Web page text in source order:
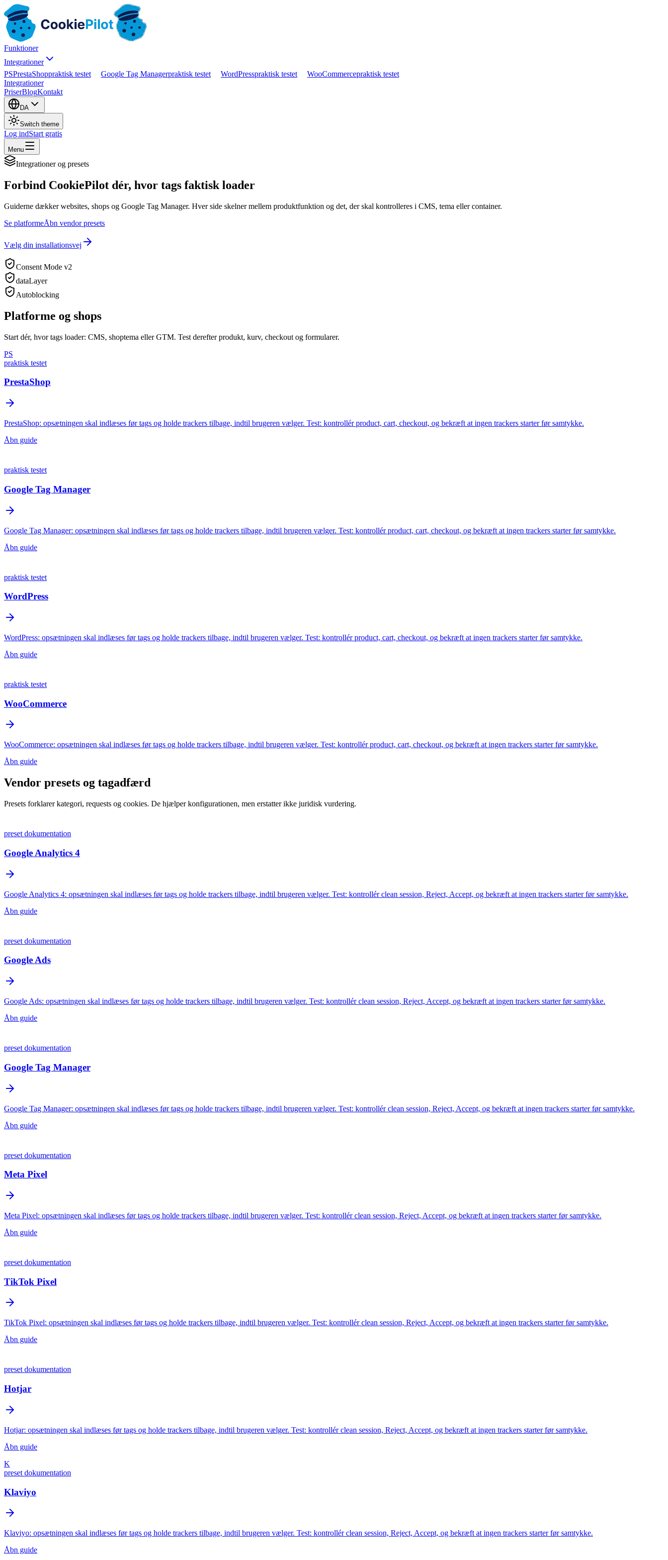
Funktioner
Integrationer
PSPrestaShoppraktisk testet Google Tag Managerpraktisk testet WordPresspraktisk testet WooCommercepraktisk testet
Integrationer
PriserBlogKontakt
DA
Switch theme
Log indStart gratis
Menu
Integrationer og presets
Forbind CookiePilot dér, hvor tags faktisk loader
Guiderne dækker websites, shops og Google Tag Manager. Hver side skelner mellem produktfunktion og det, der skal kontrolleres i CMS, tema eller container.
Se platformeÅbn vendor presets
Vælg din installationsvej
Consent Mode v2
dataLayer
Autoblocking
Platforme og shops
Start dér, hvor tags loader: CMS, shoptema eller GTM. Test derefter produkt, kurv, checkout og formularer.
PS
praktisk testet
PrestaShop
PrestaShop: opsætningen skal indlæses før tags og holde trackers tilbage, indtil brugeren vælger. Test: kontrollér product, cart, checkout, og bekræft at ingen trackers starter før samtykke.
Åbn guide
praktisk testet
Google Tag Manager
Google Tag Manager: opsætningen skal indlæses før tags og holde trackers tilbage, indtil brugeren vælger. Test: kontrollér product, cart, checkout, og bekræft at ingen trackers starter før samtykke.
Åbn guide
praktisk testet
WordPress
WordPress: opsætningen skal indlæses før tags og holde trackers tilbage, indtil brugeren vælger. Test: kontrollér product, cart, checkout, og bekræft at ingen trackers starter før samtykke.
Åbn guide
praktisk testet
WooCommerce
WooCommerce: opsætningen skal indlæses før tags og holde trackers tilbage, indtil brugeren vælger. Test: kontrollér product, cart, checkout, og bekræft at ingen trackers starter før samtykke.
Åbn guide
Vendor presets og tagadfærd
Presets forklarer kategori, requests og cookies. De hjælper konfigurationen, men erstatter ikke juridisk vurdering.
preset dokumentation
Google Analytics 4
Google Analytics 4: opsætningen skal indlæses før tags og holde trackers tilbage, indtil brugeren vælger. Test: kontrollér clean session, Reject, Accept, og bekræft at ingen trackers starter før samtykke.
Åbn guide
preset dokumentation
Google Ads
Google Ads: opsætningen skal indlæses før tags og holde trackers tilbage, indtil brugeren vælger. Test: kontrollér clean session, Reject, Accept, og bekræft at ingen trackers starter før samtykke.
Åbn guide
preset dokumentation
Google Tag Manager
Google Tag Manager: opsætningen skal indlæses før tags og holde trackers tilbage, indtil brugeren vælger. Test: kontrollér clean session, Reject, Accept, og bekræft at ingen trackers starter før samtykke.
Åbn guide
preset dokumentation
Meta Pixel
Meta Pixel: opsætningen skal indlæses før tags og holde trackers tilbage, indtil brugeren vælger. Test: kontrollér clean session, Reject, Accept, og bekræft at ingen trackers starter før samtykke.
Åbn guide
preset dokumentation
TikTok Pixel
TikTok Pixel: opsætningen skal indlæses før tags og holde trackers tilbage, indtil brugeren vælger. Test: kontrollér clean session, Reject, Accept, og bekræft at ingen trackers starter før samtykke.
Åbn guide
preset dokumentation
Hotjar
Hotjar: opsætningen skal indlæses før tags og holde trackers tilbage, indtil brugeren vælger. Test: kontrollér clean session, Reject, Accept, og bekræft at ingen trackers starter før samtykke.
Åbn guide
K
preset dokumentation
Klaviyo
Klaviyo: opsætningen skal indlæses før tags og holde trackers tilbage, indtil brugeren vælger. Test: kontrollér clean session, Reject, Accept, og bekræft at ingen trackers starter før samtykke.
Åbn guide